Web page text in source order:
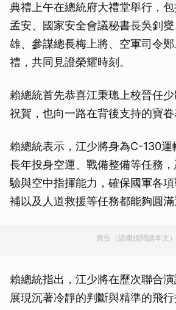
典禮上午在總統府大禮堂舉行，
孟安、國家安全會議秘書長吳釗
雄、參謀總長梅上將、空軍司令
禮，共同見證榮耀時刻。
賴總統首先恭喜江秉璁上校晉任
祝賀，也向一路在背後支持的寶眷
賴總統表示，江少將身為C-130運
長年投身空運、戰備整備等任務
驗與空中指揮能力，確保國軍各
補以及人道救援等任務都能夠圓滿
廣告（請繼續閱讀本文）
賴總統指出，江少將在歷次聯合
展現沉著冷靜的判斷與精準的飛